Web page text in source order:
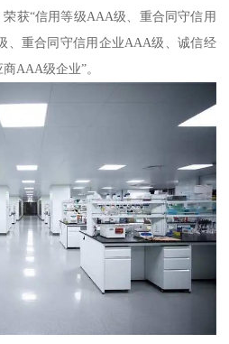
获“信用等级AAA级、重合同守信用
、重合同守信用企业AAA级、诚信经
AAA级企业”。